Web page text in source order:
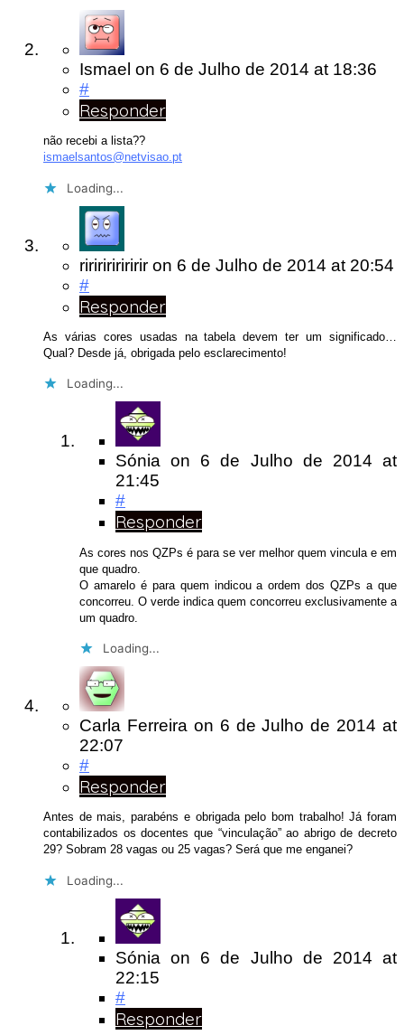
Ismael on 6 de Julho de 2014 at 18:36
#
Responder
não recebi a lista??
ismaelsantos@netvisao.pt
Loading...
riririririririr on 6 de Julho de 2014 at 20:54
#
Responder
As várias cores usadas na tabela devem ter um significado…
Qual? Desde já, obrigada pelo esclarecimento!
Loading...
Sónia on 6 de Julho de 2014at
21:45
#
Responder
As cores nos QZPs é para se ver melhor quem vincula e em
que quadro.
O amarelo é para quem indicou a ordem dos QZPs a que
concorreu. O verde indica quem concorreu exclusivamente a
um quadro.
Loading...
Carla Ferreira on 6 de Julho de 2014 at
22:07
#
Responder
Antes de mais, parabéns e obrigada pelo bom trabalho! Já foram
contabilizados os docentes que “vinculação” ao abrigo de decreto
29? Sobram 28 vagas ou 25 vagas? Será que me enganei?
Loading...
Sónia on 6 de Julho de 2014at
22:15
#
Responder